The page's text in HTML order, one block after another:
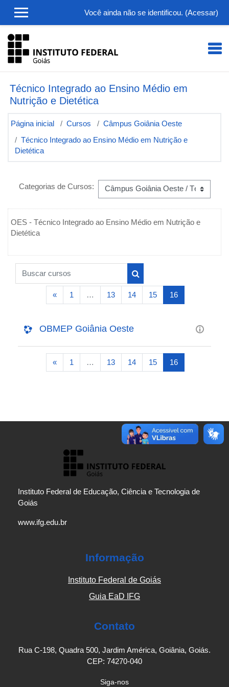
Você ainda não se identificou. (Acessar)
Técnico Integrado ao Ensino Médio em
Nutrição e Dietética
Página inicial Cursos
Câmpus Goiânia Oeste
Técnico Integrado ao Ensino Médio em Nutrição e
Dietética
Categorias de Cursos:
OES - Técnico Integrado ao Ensino Médio em Nutrição e
Dietética
Buscar cursos
Buscar cursos
«Página anterior
1 … 13 14 15 16(atual)
OBMEP Goiânia Oeste
«Página anterior
1 … 13 14 15 16(atual)
Instituto Federal de Educação, Ciência e Tecnologia de
Goiás
www.ifg.edu.br
Informação
Instituto Federal de Goiás
Guia EaD IFG
Contato
Rua C-198, Quadra 500, Jardim América, Goiânia, Goiás.
CEP: 74270-040
Siga-nos